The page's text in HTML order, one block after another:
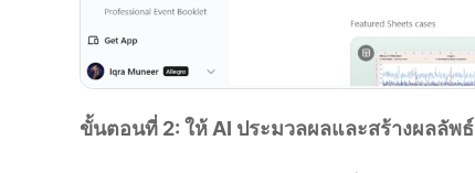
ขั้นตอนที่ 2: ให้ AI ประมวลผลและสร้างผลลัพธ์